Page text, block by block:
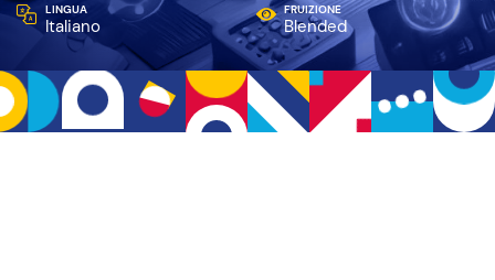
LINGUA
Italiano
FRUIZIONE
Blended